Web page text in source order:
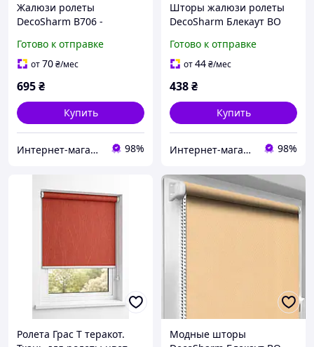
Жалюзи ролеты
DecoSharm В706 -
Готово к отправке
от70₴/мес
695₴
Купить
Интернет-магазин Уют 98%
Шторы жалюзи ролеты
DecoSharm Блекаут ВО
Готово к отправке
от44₴/мес
438₴
Купить
Интернет-магазин Уют 98%
Ролета Грас Т теракот. Модные шторы